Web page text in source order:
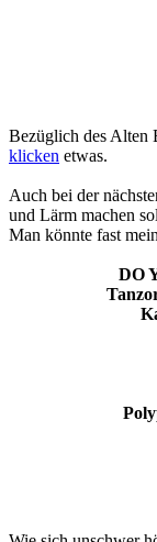
Bezüglich des Alten
klicken etwas.
Auch bei der
und Lärm machen
Man könnte fast
DO